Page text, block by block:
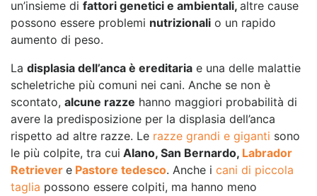
un’insieme di fattori genetici e ambientali, altre cause
possono essere problemi nutrizionali o un rapido
aumento di peso.
La displasia dell’anca è ereditaria e una delle malattie
scheletriche più comuni nei cani. Anche se non è
scontato, alcune razze hanno maggiori probabilità di
avere la predisposizione per la displasia dell’anca
rispetto ad altre razze. Le razze grandi e giganti sono
le più colpite, tra cui Alano, San Bernardo, Labrador
Retriever e Pastore tedesco. Anche i cani di piccola
taglia possono essere colpiti, ma hanno meno